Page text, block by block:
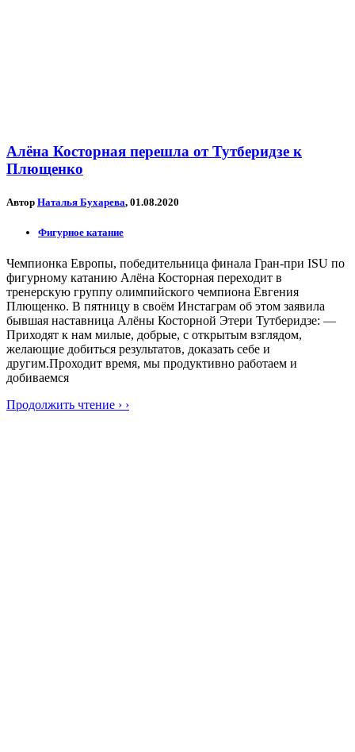
Алёна Косторная перешла от Тутберидзе к
Плющенко
Автор Наталья Бухарева, 01.08.2020
Фигурное катание
Чемпионка Европы, победительница финала Гран-при ISU по
фигурному катанию Алёна Косторная переходит в
тренерскую группу олимпийского чемпиона Евгения
Плющенко. В пятницу в своём Инстаграм об этом заявила
бывшая наставница Алёны Косторной Этери Тутберидзе: —
Приходят к нам милые, добрые, с открытым взглядом,
желающие добиться результатов, доказать себе и
другим.Проходит время, мы продуктивно работаем и
добиваемся
Продолжить чтение › ›